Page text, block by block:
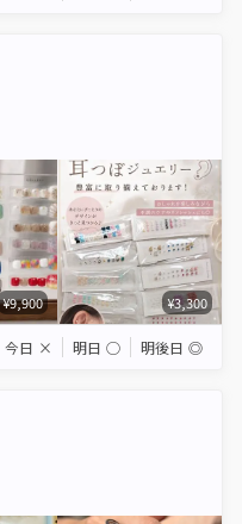
¥9,900 ¥3,300
今日 × 明日 ◯ 明後日 ◎